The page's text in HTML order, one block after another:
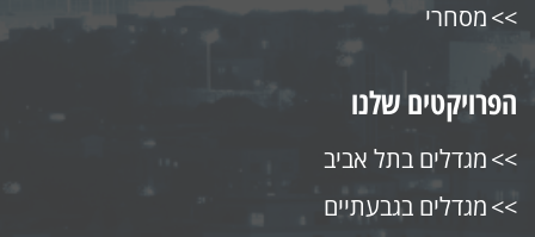
מסחרי
הפרויקטים שלנו
מגדלים בתל אביב
מגדלים בגבעתיים